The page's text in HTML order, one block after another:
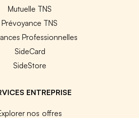
Mutuelle TNS
Prévoyance TNS
Professionnelles
SideCard
SideStore
ENTREPRISE
nos offres